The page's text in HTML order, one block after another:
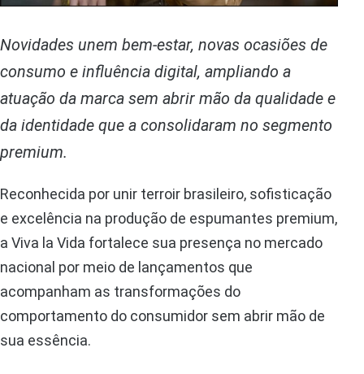
Novidades unem bem-estar, novas ocasiões de
consumo e influência digital, ampliando a
atuação da marca sem abrir mão da qualidade e
da identidade que a consolidaram no segmento
premium.
Reconhecida por unir terroir brasileiro, sofisticação
e excelência na produção de espumantes premium,
a Viva la Vida fortalece sua presença no mercado
nacional por meio de lançamentos que
acompanham as transformações do
comportamento do consumidor sem abrir mão de
sua essência.